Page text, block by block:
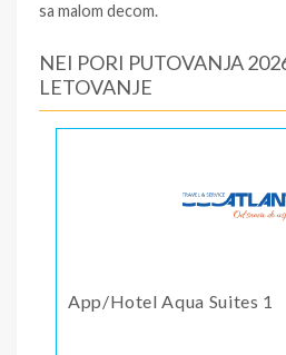
sa malom decom.
NEI PORI PUTOVANJA
LETOVANJE
App/Hotel Aqua Suites 1